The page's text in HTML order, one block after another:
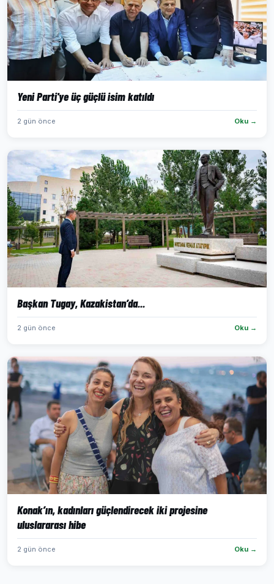
Yeni Parti'ye üç güçlü isim katıldı
2 gün önce Oku →
Başkan Tugay, Kazakistan’da...
2 gün önce Oku →
Konak’ın, kadınları güçlendirecek iki projesine
uluslararası hibe
2 gün önce Oku →